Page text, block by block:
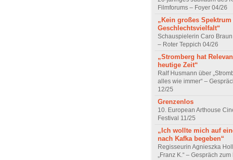
Filmforums – Foyer 04/26
„Kein großes Spektrum
Geschlechtsvielfalt“
Schauspielerin Caro Braun
– Roter Teppich 04/26
„Stromberg hat
heutige Zeit“
Ralf Husmann über
alles wie immer“ –
12/25
Grenzenlos
10. European Arthouse
Festival 11/25
„Ich wollte mich auf
nach Kafka begeben“
Regisseurin Agnieszka
„Franz K.“ – Gespräch